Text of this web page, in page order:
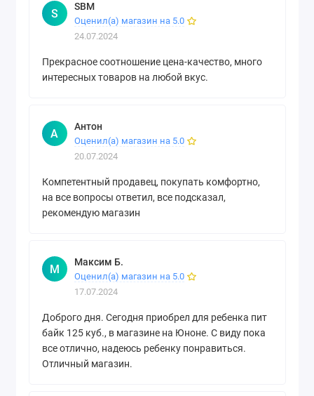
S SBМ
Оценил(а) магазин на 5.0
24.07.2024
Прекрасное соотношение цена-качество, много
интересных товаров на любой вкус.
А Антон
Оценил(а) магазин на 5.0
20.07.2024
Компетентный продавец, покупать комфортно,
на все вопросы ответил, все подсказал,
рекомендую магазин
М Максим Б.
Оценил(а) магазин на 5.0
17.07.2024
Доброго дня. Сегодня приобрел для ребенка пит
байк 125 куб., в магазине на Юноне. С виду пока
все отлично, надеюсь ребенку понравиться.
Отличный магазин.